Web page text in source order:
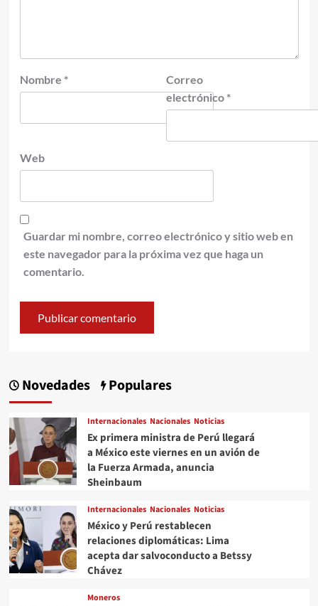
Nombre *
Correo
electrónico *
Web
Guardar mi nombre, correo electrónico y sitio web en
este navegador para la próxima vez que haga un
comentario.
Novedades Populares
Internacionales Nacionales Noticias
Ex primera ministra de Perú llegará
a México este viernes en un avión de
la Fuerza Armada, anuncia
Sheinbaum
Internacionales Nacionales Noticias
México y Perú restablecen
relaciones diplomáticas: Lima
acepta dar salvoconducto a Betssy
Chávez
Moneros